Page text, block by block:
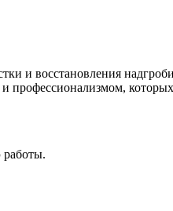
и восстановления
работы.